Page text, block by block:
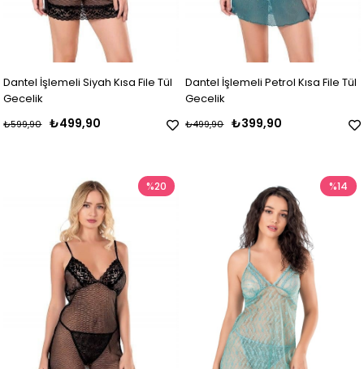
Dantel İşlemeli Siyah Kısa File Tül
Gecelik
₺499,90
₺599,90
Dantel İşlemeli Petrol Kısa File Tül
Gecelik
₺399,90
₺499,90
%20 %14